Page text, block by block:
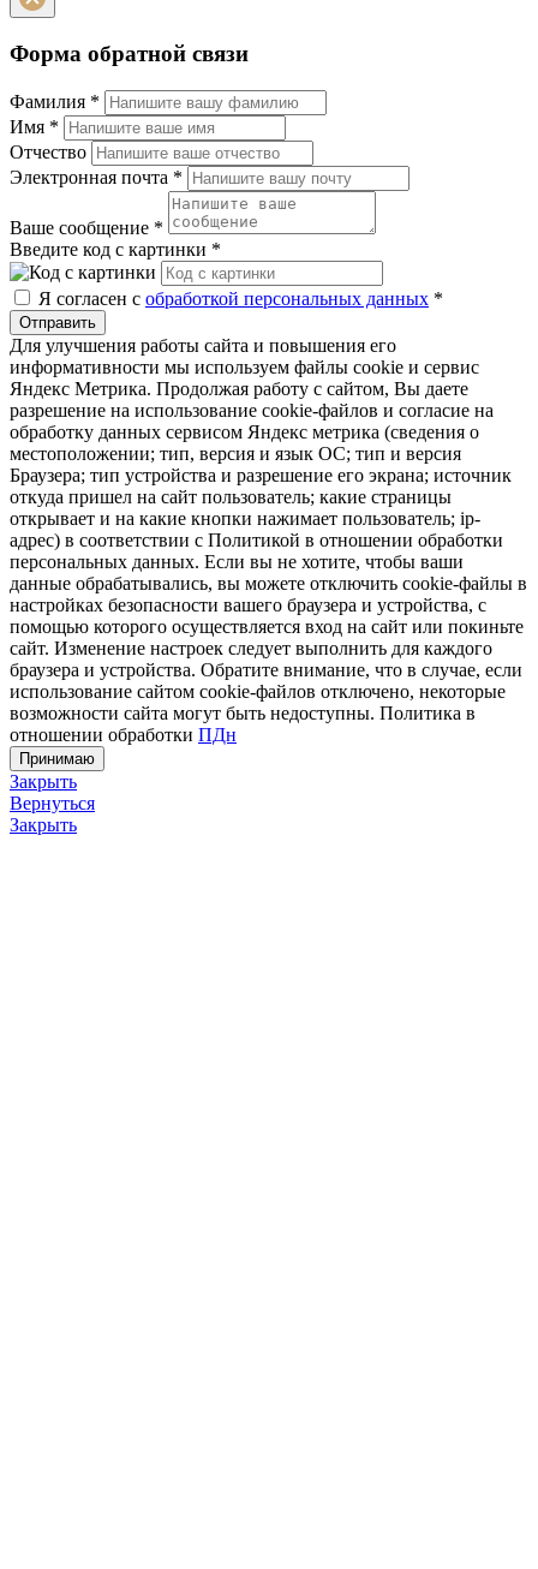
Форма обратной связи
Фамилия *
Имя *
Отчество
Электронная почта *
Ваше сообщение *
Введите код с картинки *
Я согласен с обработкой персональных данных *
Отправить
Для улучшения работы сайта и повышения его
информативности мы используем файлы cookie и сервис
Яндекс Метрика. Продолжая работу с сайтом, Вы даете
разрешение на использование cookie-файлов и согласие на
обработку данных сервисом Яндекс метрика (сведения о
местоположении; тип, версия и язык ОС; тип и версия
Браузера; тип устройства и разрешение его экрана; источник
откуда пришел на сайт пользователь; какие страницы
открывает и на какие кнопки нажимает пользователь; ip-
адрес) в соответствии с Политикой в отношении обработки
персональных данных. Если вы не хотите, чтобы ваши
данные обрабатывались, вы можете отключить cookie-файлы в
настройках безопасности вашего браузера и устройства, с
помощью которого осуществляется вход на сайт или покиньте
сайт. Изменение настроек следует выполнить для каждого
браузера и устройства. Обратите внимание, что в случае, если
использование сайтом cookie-файлов отключено, некоторые
возможности сайта могут быть недоступны. Политика в
отношении обработки ПДн
Принимаю
Закрыть
Вернуться
Закрыть